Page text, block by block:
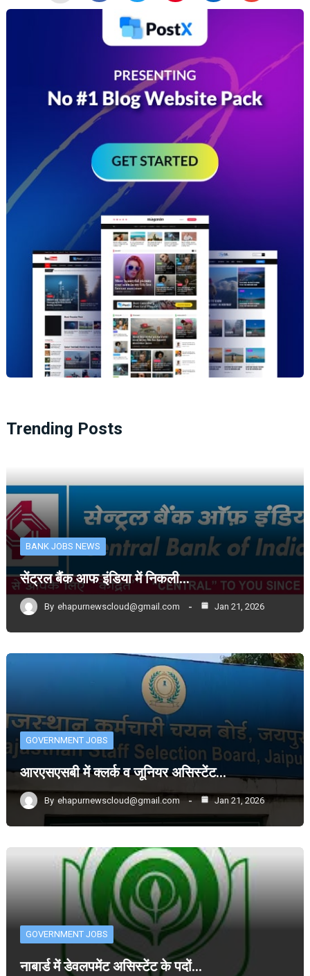
Trending Posts
BANK JOBS NEWS
सेंट्रल बैंक आफ इंडिया में निकली…
By ehapurnewscloud@gmail.com Jan 21, 2026
GOVERNMENT JOBS
आरएसएसबी में क्लर्क व जूनियर असिस्टेंट…
By ehapurnewscloud@gmail.com Jan 21, 2026
GOVERNMENT JOBS
नाबार्ड में डेवलपमेंट असिस्टेंट के पदों…